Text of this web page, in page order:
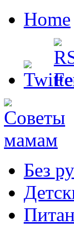
Home
Без